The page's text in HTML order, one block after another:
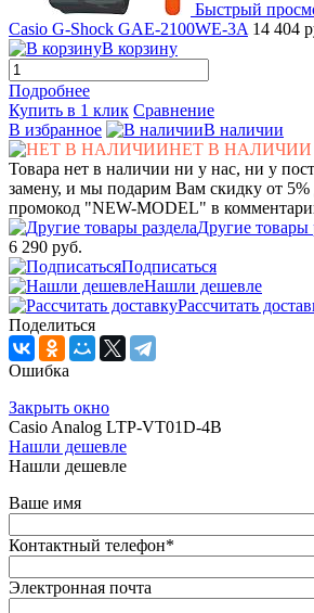
Быстрый
Casio G-Shock GAE-2100WE-3A 14 404
В корзину
Подробнее
Купить в 1 клик Сравнение
В избранное
В наличии
НЕТ В НАЛИЧИИ
Товара нет в наличии ни у нас, ни у
замену, и мы подарим Вам скидку от 5%
промокод "NEW-MODEL" в
Другие товары
6 290 руб.
Подписаться
Нашли дешевле
Рассчитать
Поделиться
Ошибка
Закрыть окно
Casio Analog LTP-VT01D-4B
Нашли дешевле
Нашли дешевле
Ваше имя
Контактный телефон*
Электронная почта